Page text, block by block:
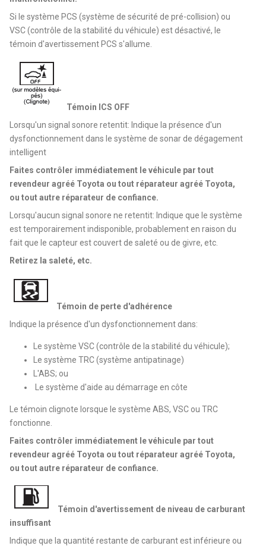
Si le système PCS (système de sécurité de pré-collision) ou
VSC (contrôle de la stabilité du véhicule) est désactivé, le
témoin d'avertissement PCS s'allume.
Témoin ICS OFF
Lorsqu'un signal sonore retentit: Indique la présence d'un
dysfonctionnement dans le système de sonar de dégagement
intelligent
Faites contrôler immédiatement le véhicule par tout
revendeur agréé Toyota ou tout réparateur agréé Toyota,
ou tout autre réparateur de confiance.
Lorsqu'aucun signal sonore ne retentit: Indique que le système
est temporairement indisponible, probablement en raison du
fait que le capteur est couvert de saleté ou de givre, etc.
Retirez la saleté, etc.
Témoin de perte d'adhérence
Indique la présence d'un dysfonctionnement dans:
Le système VSC (contrôle de la stabilité du véhicule);
Le système TRC (système antipatinage)
L'ABS; ou
Le système d'aide au démarrage en côte
Le témoin clignote lorsque le système ABS, VSC ou TRC
fonctionne.
Faites contrôler immédiatement le véhicule par tout
revendeur agréé Toyota ou tout réparateur agréé Toyota,
ou tout autre réparateur de confiance.
Témoin d'avertissement de niveau de carburant
insuffisant
Indique que la quantité restante de carburant est inférieure ou